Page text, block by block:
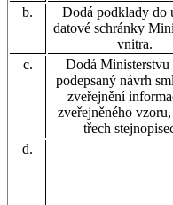
b.
Dodá podklady do
datové schránky
vnitra.
c.
Dodá Ministerstvu
podepsaný návrh
zveřejnění
zveřejněného
třech
d.